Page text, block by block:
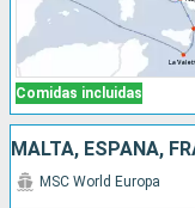
Comidas incluidas
MALTA, ESPAÑA,
MSC World Europa